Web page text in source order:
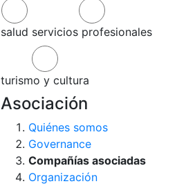
salud servicios profesionales
turismo y cultura
Asociación
Quiénes somos
Governance
Compañías asociadas
Organización